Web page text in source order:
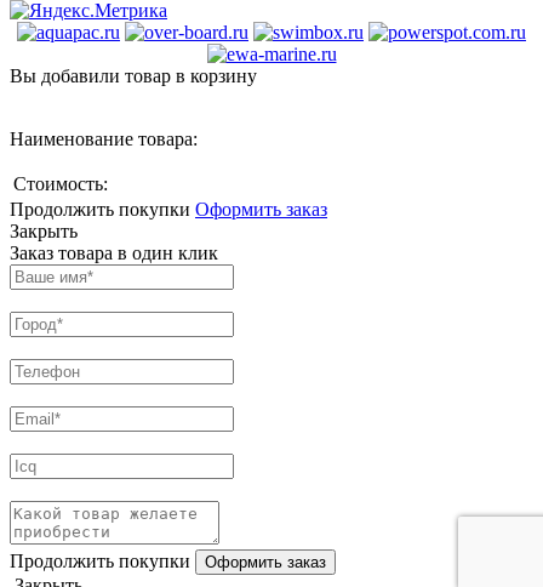
Вы добавили товар в корзину
Наименование товара:
Стоимость:
Продолжить покупки Оформить заказ
Закрыть
Заказ товара в один клик
Продолжить покупки